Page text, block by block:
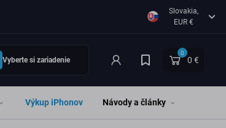
Slovakia,
EUR €
Vyberte si zariadenie
0
0 €
Výkup iPhonov Návody a články